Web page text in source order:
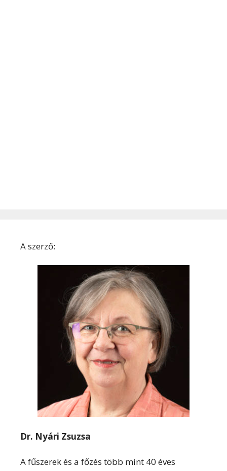
A szerző:
Dr. Nyári Zsuzsa
A fűszerek és a főzés több mint 40 éves